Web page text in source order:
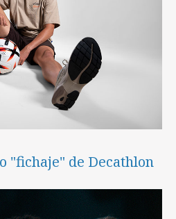
"fichaje" de Decathlon